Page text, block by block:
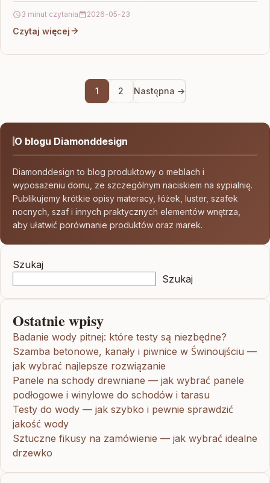
3 minut czytania 2026-05-23
Czytaj więcej
1 2 Następna →
O blogu Diamonddesign
Diamonddesign to blog produktowy o meblach i
wyposażeniu domu, ze szczególnym naciskiem na sypialnię.
Publikujemy krótkie opisy materacy, łóżek, luster, szafek
nocnych, szaf i innych praktycznych elementów wnętrza,
aby ułatwić porównanie produktów oraz marek.
Szukaj
Szukaj
Ostatnie wpisy
Badanie wody pitnej: które testy są niezbędne?
Szamba betonowe, kanały i piwnice w Świnoujściu —
jak wybrać najlepsze rozwiązanie
Panele na schody drewniane — jak wybrać panele
podłogowe i winylowe do schodów i tarasu
Testy do wody — jak szybko i pewnie sprawdzić
jakość wody
Sztuczne fikusy na zamówienie — jak wybrać idealne
drzewko